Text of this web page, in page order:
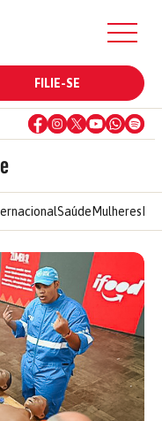
FILIE-SE
Saúde Mulheres